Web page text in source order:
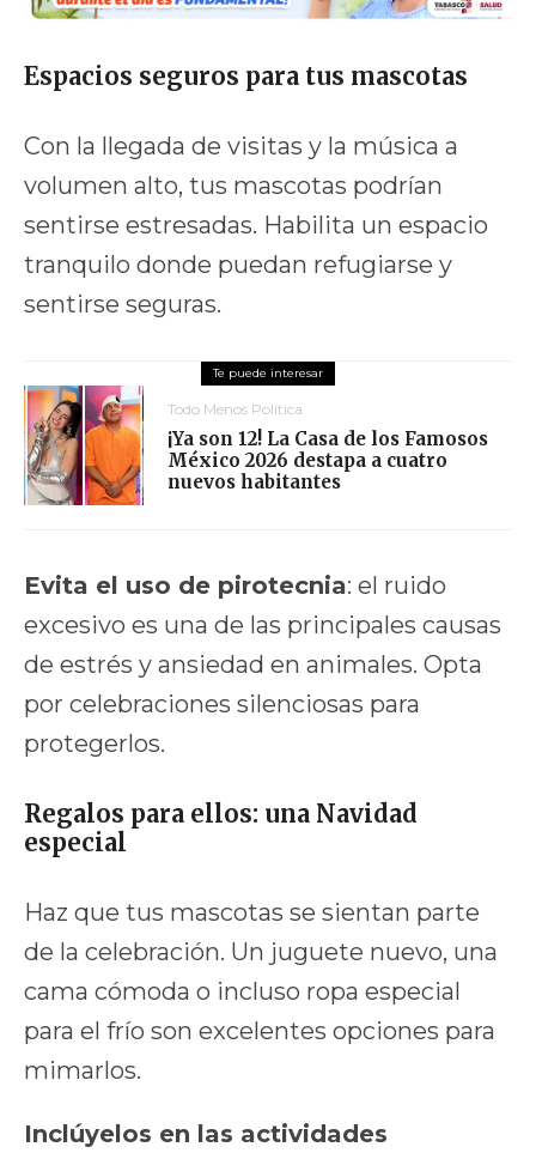
Espacios seguros para tus mascotas
Con la llegada de visitas y la música a
volumen alto, tus mascotas podrían
sentirse estresadas. Habilita un espacio
tranquilo donde puedan refugiarse y
sentirse seguras.
Todo Menos Política
¡Ya son 12! La Casa de los Famosos
México 2026 destapa a cuatro
nuevos habitantes
Evita el uso de pirotecnia: el ruido
excesivo es una de las principales causas
de estrés y ansiedad en animales. Opta
por celebraciones silenciosas para
protegerlos.
Regalos para ellos: una Navidad
especial
Haz que tus mascotas se sientan parte
de la celebración. Un juguete nuevo, una
cama cómoda o incluso ropa especial
para el frío son excelentes opciones para
mimarlos.
Inclúyelos en las actividades